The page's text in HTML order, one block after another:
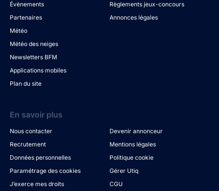
Évènements
Partenaires
Météo
Météo des neiges
Newsletters BFM
Applications mobiles
Plan du site
Règlements jeux-concours
Annonces légales
En savoir plus
Nous contacter
Devenir annonceur
Recrutement
Mentions légales
Données personnelles
Politique cookie
Paramétrage des cookies
Gérer Utiq
J’exerce mes droits
CGU